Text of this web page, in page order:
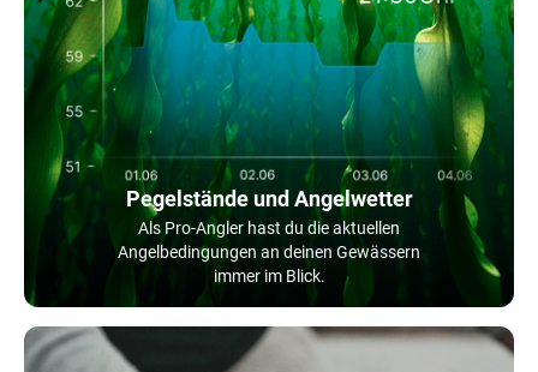
Pegelstände und Angelwetter
Als Pro-Angler hast du die aktuellen
Angelbedingungen an deinen Gewässern
immer im Blick.